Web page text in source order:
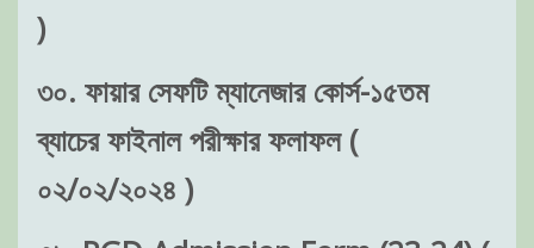
)
৩০. ফায়ার সেফটি ম্যানেজার কোর্স-১৫তম
ব্যাচের ফাইনাল পরীক্ষার ফলাফল (
০২/০২/২০২৪ )